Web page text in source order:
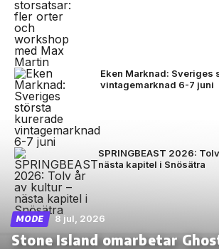
Eken Marknad: Sveriges
vintagemarknad 6-7 juni
SPRINGBEAST 2026:
nästa kapitel i Snösätra
MODE 8 jul, 2026
Stone Island omarbetar